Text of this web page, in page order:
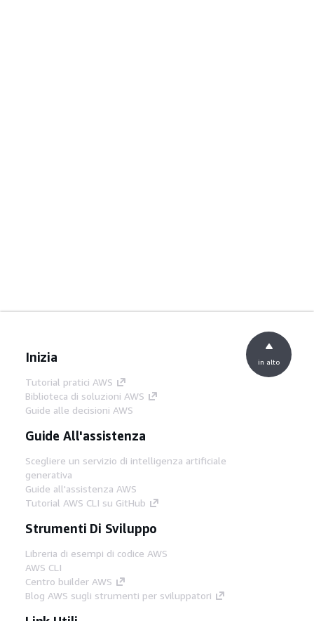
Inizia
Tutorial pratici AWS
Biblioteca di soluzioni AWS
Guide alle decisioni AWS
Guide All'assistenza
Scegliere un servizio di intelligenza artificiale
generativa
Guide all'assistenza AWS
Tutorial AWS CLI su GitHub
Strumenti Di Sviluppo
Libreria di esempi di codice AWS
AWS CLI
Centro builder AWS
Blog AWS sugli strumenti per sviluppatori
in alto